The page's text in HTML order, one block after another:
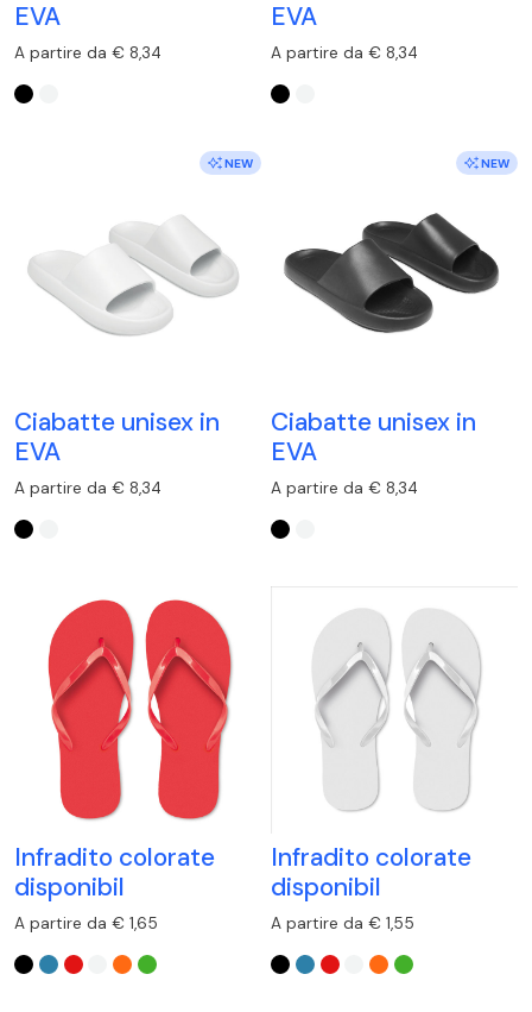
EVA
A partire da € 8,34
EVA
A partire da € 8,34
NEW
Ciabatte unisex in
EVA
A partire da € 8,34
NEW
Ciabatte unisex in
EVA
A partire da € 8,34
Infradito colorate
disponibil
A partire da € 1,65
Infradito colorate
disponibil
A partire da € 1,55